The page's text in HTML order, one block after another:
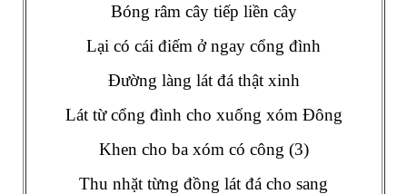
Bóng râm cây tiếp liền cây
Lại có cái điếm ở ngay cổng đình
Đường làng lát đá thật xinh
Lát từ cổng đình cho xuống xóm Đông
Khen cho ba xóm có công (3)
Thu nhặt từng đồng lát đá cho sang